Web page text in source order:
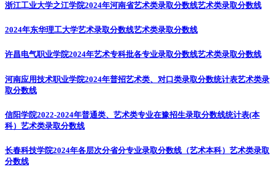
浙江工业大学之江学院2024年河南省艺术类录取分数线艺术类录取分数线
2024年东华理工大学艺术录取分数线艺术类录取分数线
许昌电气职业学院2024年艺术专科批各专业录取分数线艺术类录取分数线
河南应用技术职业学院2024年普招艺术类、对口类录取分数统计表艺术类录
取分数线
信阳学院2022-2024年普通类、艺术类专业在豫招生录取分数线统计表(本
科） 艺术类录取分数线
长春科技学院2024年各层次分省分专业录取分数线（艺术本科） 艺术类录取
分数线